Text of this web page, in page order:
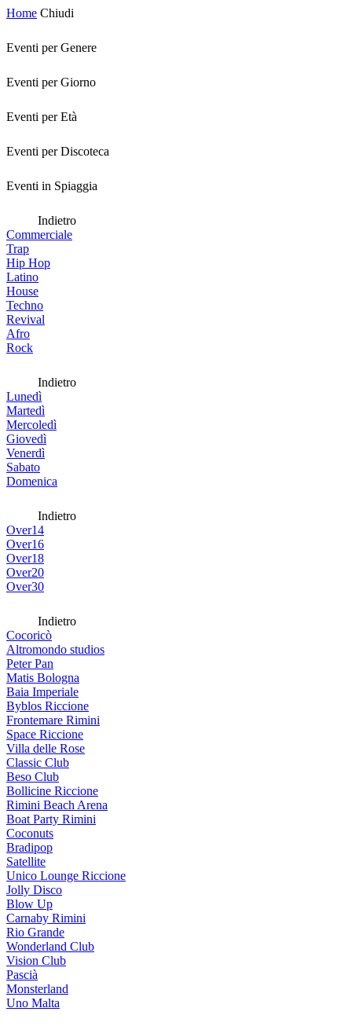
Home Chiudi
Eventi per Genere
Eventi per Giorno
Eventi per Età
Eventi per Discoteca
Eventi in Spiaggia
Indietro
Commerciale
Trap
Hip Hop
Latino
House
Techno
Revival
Afro
Rock
Indietro
Lunedì
Martedì
Mercoledì
Giovedì
Venerdì
Sabato
Domenica
Indietro
Over14
Over16
Over18
Over20
Over30
Indietro
Cocoricò
Altromondo studios
Peter Pan
Matis Bologna
Baia Imperiale
Byblos Riccione
Frontemare Rimini
Space Riccione
Villa delle Rose
Classic Club
Beso Club
Bollicine Riccione
Rimini Beach Arena
Boat Party Rimini
Coconuts
Bradipop
Satellite
Unico Lounge Riccione
Jolly Disco
Blow Up
Carnaby Rimini
Rio Grande
Wonderland Club
Vision Club
Pascià
Monsterland
Uno Malta